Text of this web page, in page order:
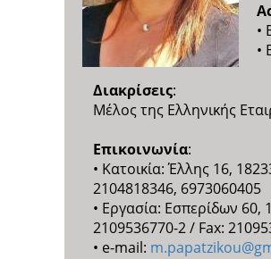
•
•
Διακρίσεις:
Μέλος της Ελληνικής
Επικοινωνία:
• Κατοικία: Έλλης 16,
2104818346, 6973060405
• Εργασία: Εσπερίδων 60,
2109536770-2 / Fax:
• e-mail: